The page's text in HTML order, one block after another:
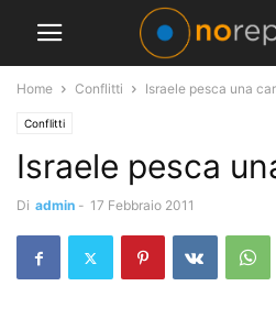
Home Conflitti Israele pesca una
Conflitti
Israele pesca
Di admin - 17 Febbraio 2011